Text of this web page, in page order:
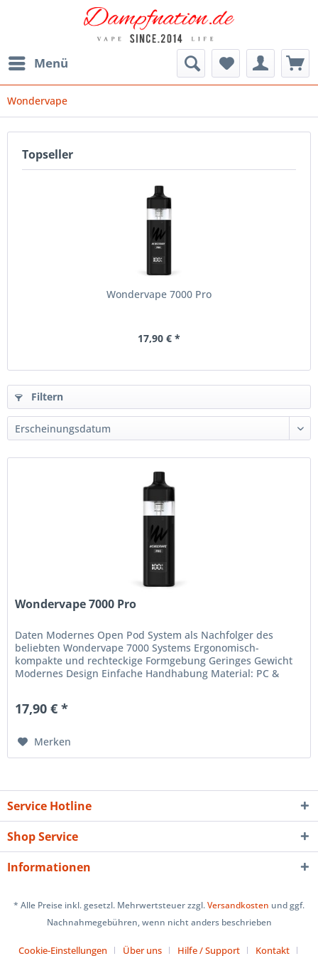
Menü
Wondervape
Topseller
Wondervape 7000 Pro
17,90 € *
Filtern
Wondervape 7000 Pro
Daten Modernes Open Pod System als Nachfolger des
beliebten Wondervape 7000 Systems Ergonomisch-
kompakte und rechteckige Formgebung Geringes Gewicht
Modernes Design Einfache Handhabung Material: PC &
17,90 € *
Merken
Service Hotline
Shop Service
Informationen
* Alle Preise inkl. gesetzl. Mehrwertsteuer zzgl.Versandkosten und ggf.
Nachnahmegebühren, wenn nicht anders beschrieben
Cookie-Einstellungen Über uns Hilfe / Support Kontakt